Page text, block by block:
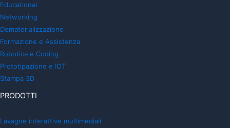
Educational
Networking
Dematerializzazione
Formazione e Assistenza
Robotica e Coding
Prototipazione e IOT
Stampa 3D
PRODOTTI
Lavagne interattive multimediali